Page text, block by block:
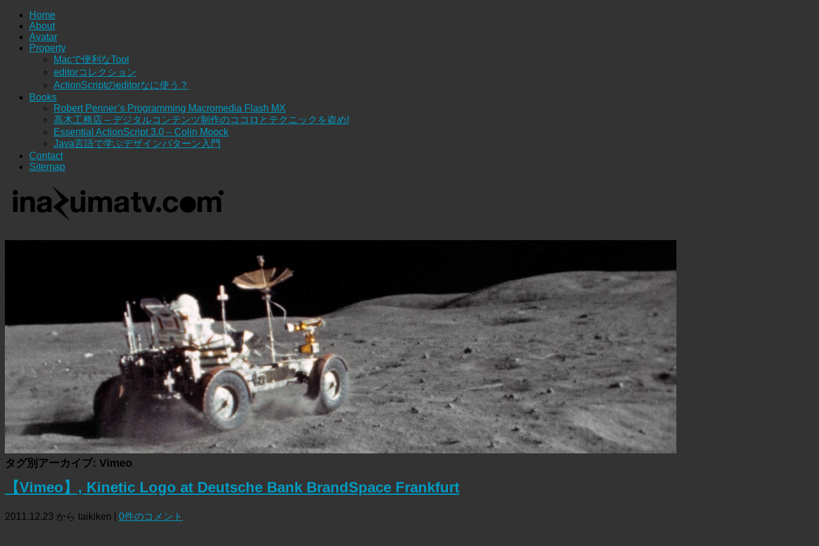
Home
About
Avatar
Property
Macで便利なTool
editorコレクション
ActionScriptのeditorなに使う？
Books
Robert Penner’s Programming Macromedia Flash MX
高木工務店 – デジタルコンテンツ制作のココロとテクニックを盗め!
Essential ActionScript 3.0 – Colin Moock
Java言語で学ぶデザインパターン入門
Contact
Sitemap
タグ別アーカイブ: Vimeo
【Vimeo】, Kinetic Logo at Deutsche Bank BrandSpace Frankfurt
2011.12.23 から taikiken | 0件のコメント